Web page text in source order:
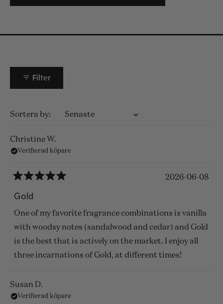
Filter
Sortera
Christine W.
Verifierad köpare
5
av
5
stjärnor
2026-06-08
Gold
One of my favorite fragrance combinations is vanilla
with woodsy notes (sandalwood and cedar) and Gold
is the best that is actively on the market. I enjoy all
three incarnations of Gold, at different times!
Susan D.
Verifierad köpare